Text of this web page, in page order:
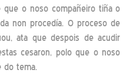
que o noso compañeiro tiña o
non procedía. O proceso de
ata que despois de acudir
cesaron, polo que o noso
do tema.